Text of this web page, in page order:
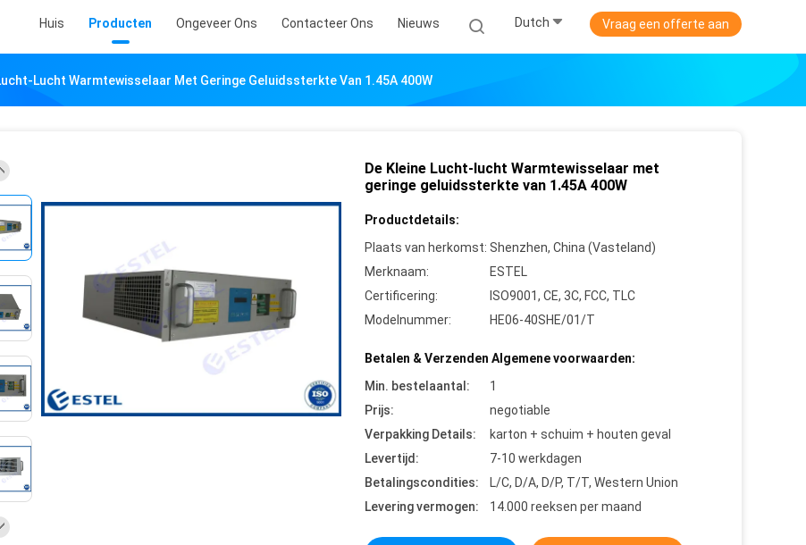
Huis Producten Ongeveer Ons Contacteer Ons Nieuws Dutch Vraag een offerte aan
Lucht Warmtewisselaar Met Geringe Geluidssterkte Van 1.45A 400W
De Kleine Lucht-lucht Warmtewisselaar met
geringe geluidssterkte van 1.45A 400W
Productdetails:
Plaats van herkomst: Shenzhen, China (Vasteland)
Merknaam:
ESTEL
Certificering:
ISO9001, CE, 3C, FCC, TLC
Modelnummer:
HE06-40SHE/01/T
Betalen & Verzenden Algemene voorwaarden:
Min. bestelaantal:
1
Prijs:
negotiable
Verpakking Details:
karton + schuim + houten geval
Levertijd:
7-10 werkdagen
Betalingscondities:
L/C, D/A, D/P, T/T, Western Union
Levering vermogen:
14.000 reeksen per maand